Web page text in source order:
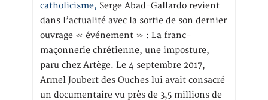
catholicisme, Serge Abad-Gallardo revient
dans l’actualité avec la sortie de son dernier
ouvrage « événement » : La franc-
maçonnerie chrétienne, une imposture,
paru chez Artège. Le 4 septembre 2017,
Armel Joubert des Ouches lui avait consacré
un documentaire vu près de 3,5 millions de